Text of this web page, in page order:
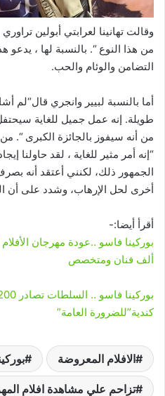
وقالت تهانينا لعرابتي أبولين
من هذا النوع “. بالنسبة لها ، يدعو
التضامن والوئام والحب.
أما بالنسبة لبيير وانجري قال“لم
“إنه أمر مثير للغاية ، لقد حاولنا
الجمهور ذلك، لكنني أعتقد أنه
أخرى لحل الإرهاب، وشدد على أن
أقرأ أيضا:-
ألف فنان ومتخصص
كندية”للضرورة العامة”
الافلام المعروضة
تزاحم علي مشاهدة افلام